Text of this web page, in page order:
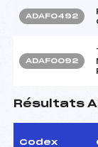
ADAF0492
ADAF0092
Résultats
Codex